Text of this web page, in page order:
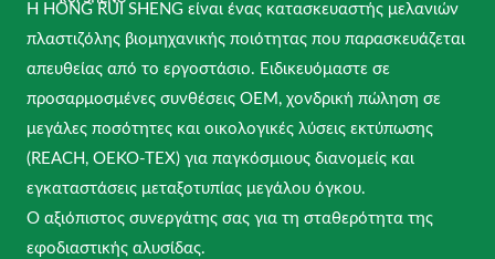
Η HONG RUI SHENG είναι ένας κατασκευαστής μελανιών
πλαστιζόλης βιομηχανικής ποιότητας που παρασκευάζεται
απευθείας από το εργοστάσιο. Ειδικευόμαστε σε
προσαρμοσμένες συνθέσεις OEM, χονδρική πώληση σε
μεγάλες ποσότητες και οικολογικές λύσεις εκτύπωσης
(REACH, OEKO-TEX) για παγκόσμιους διανομείς και
εγκαταστάσεις μεταξοτυπίας μεγάλου όγκου.
Ο αξιόπιστος συνεργάτης σας για τη σταθερότητα της
εφοδιαστικής αλυσίδας.